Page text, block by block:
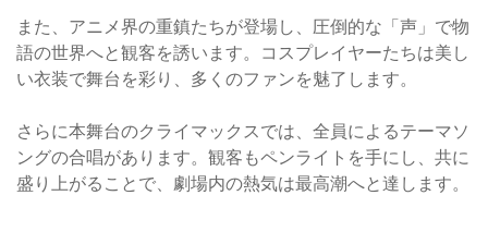
また、アニメ界の重鎮たちが登場し、圧倒的な「声」で物
語の世界へと観客を誘います。コスプレイヤーたちは美し
い衣装で舞台を彩り、多くのファンを魅了します。
さらに本舞台のクライマックスでは、全員によるテーマソ
ングの合唱があります。観客もペンライトを手にし、共に
盛り上がることで、劇場内の熱気は最高潮へと達します。